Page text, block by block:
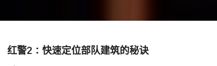
红警2：快速定位部队建筑的秘诀